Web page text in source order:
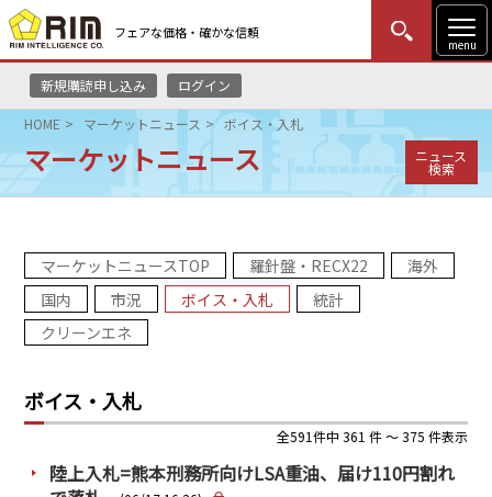
フェアな価格・確かな信頼
menu
新規購読申し込み ログイン
MENU
はじめての方
HOME
リムレポート
メソドロジー
コンサルティング
HOME マーケットニュース ボイス・入札
マーケットニュース ニュース
検索
マーケットニュースTOP 羅針盤・RECX22
海外
国内
市況 ボイス・入札
統計
クリーンエネ
ボイス・入札
全591件中 361 件 ～ 375 件表示
陸上入札=熊本刑務所向けLSA重油、届け110円割れ